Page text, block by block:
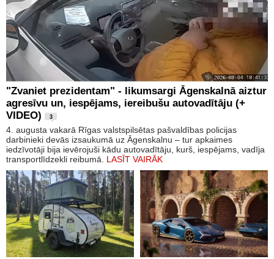
"Zvaniet prezidentam" - likumsargi Āgenskalnā aiztur
agresīvu un, iespējams, iereibušu autovadītāju (+
VIDEO)
3
4. augusta vakarā Rīgas valstspilsētas pašvaldības policijas
darbinieki devās izsaukumā uz Āgenskalnu – tur apkaimes
iedzīvotāji bija ievērojuši kādu autovadītāju, kurš, iespējams, vadīja
transportlīdzekli reibumā. LASĪT VAIRĀK